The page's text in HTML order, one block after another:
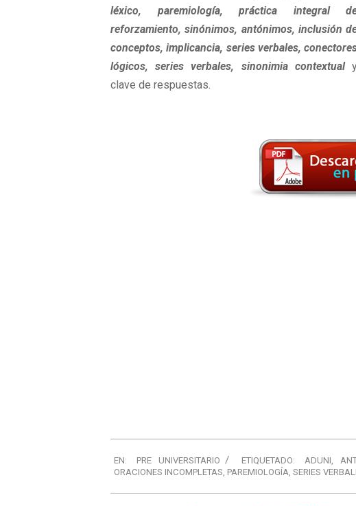
léxico, paremiología, práctica integral
reforzamiento, sinónimos, antónimos, inclusión
conceptos, implicancia, series verbales,
lógicos, series verbales, sinonimia contextual y
clave de respuestas.
EN: PRE UNIVERSITARIO ETIQUETADO: ADUNI,
ORACIONES INCOMPLETAS, PAREMIOLOGÍA, SERIES